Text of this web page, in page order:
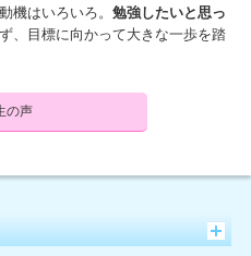
機はいろいろ。 勉強したいと思っ
、目標に向かって大きな一歩を踏
の声